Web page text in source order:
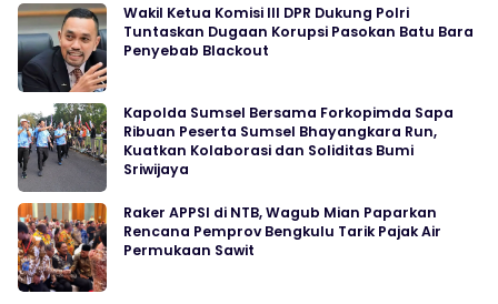
Wakil Ketua Komisi III DPR Dukung Polri
Tuntaskan Dugaan Korupsi Pasokan Batu Bara
Penyebab Blackout
Kapolda Sumsel Bersama Forkopimda Sapa
Ribuan Peserta Sumsel Bhayangkara Run,
Kuatkan Kolaborasi dan Soliditas Bumi
Sriwijaya
Raker APPSI di NTB, Wagub Mian Paparkan
Rencana Pemprov Bengkulu Tarik Pajak Air
Permukaan Sawit